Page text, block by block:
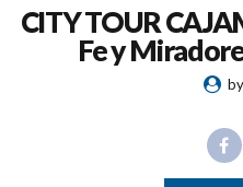
CITY TOUR
Fe y